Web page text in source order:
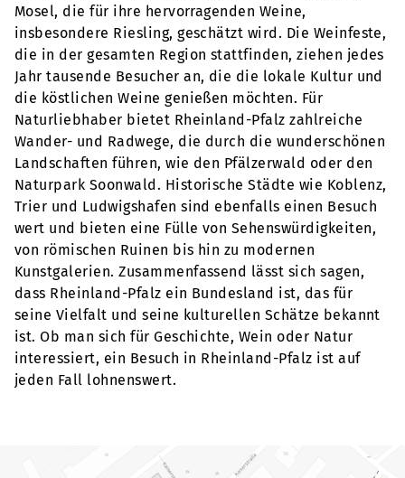
Mosel, die für ihre hervorragenden Weine,
insbesondere Riesling, geschätzt wird. Die Weinfeste,
die in der gesamten Region stattfinden, ziehen jedes
Jahr tausende Besucher an, die die lokale Kultur und
die köstlichen Weine genießen möchten. Für
Naturliebhaber bietet Rheinland-Pfalz zahlreiche
Wander- und Radwege, die durch die wunderschönen
Landschaften führen, wie den Pfälzerwald oder den
Naturpark Soonwald. Historische Städte wie Koblenz,
Trier und Ludwigshafen sind ebenfalls einen Besuch
wert und bieten eine Fülle von Sehenswürdigkeiten,
von römischen Ruinen bis hin zu modernen
Kunstgalerien. Zusammenfassend lässt sich sagen,
dass Rheinland-Pfalz ein Bundesland ist, das für
seine Vielfalt und seine kulturellen Schätze bekannt
ist. Ob man sich für Geschichte, Wein oder Natur
interessiert, ein Besuch in Rheinland-Pfalz ist auf
jeden Fall lohnenswert.